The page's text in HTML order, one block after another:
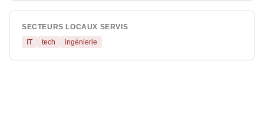
SECTEURS LOCAUX SERVIS
IT
tech ingénierie